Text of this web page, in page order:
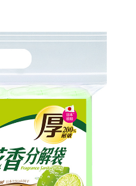
品前的繳費天數，但無法保證一定能
計到貨時間較長者)。因此無論收到
時間內完成繳費。
本公司審查結果，核予每個人不同
沛科技股份有限公司(下稱 AFTEE )
使用本服務所須提供之個人資料(包
姓名、電話、收件地址)，將交付予
關於 AFTEE 對於個人資料之蒐集、
运费
运费
运费